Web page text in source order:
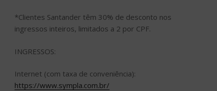
*Clientes Santander têm 30% de desconto nos
ingressos inteiros, limitados a 2 por CPF.
INGRESSOS:
Internet (com taxa de conveniência):
https://www.sympla.com.br/